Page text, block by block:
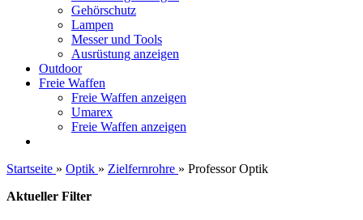
Gehörschutz
Lampen
Messer und Tools
Ausrüstung anzeigen
Outdoor
Freie Waffen
Freie Waffen anzeigen
Umarex
Freie Waffen anzeigen
Startseite » Optik » Zielfernrohre » Professor Optik
Aktueller Filter